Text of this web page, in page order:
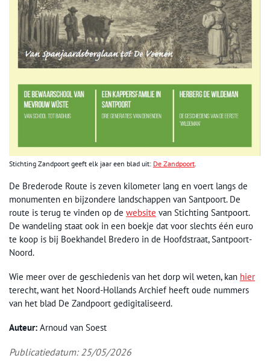
Stichting Zandpoort geeft elk jaar een blad uit: De Zandpoort
De Brederode Route is zeven kilometer lang en voert langs de
monumenten en bijzondere landschappen van Santpoort. De
route is terug te vinden op de website van Stichting Santpoort.
De wandeling staat ook in een boekje dat voor slechts één euro
te koop is bij Boekhandel Bredero in de Hoofdstraat, Santpoort-
Noord.
Wie meer over de geschiedenis van het dorp wil weten, kan hier
terecht, want het Noord-Hollands Archief heeft oude nummers
van het blad De Zandpoort gedigitaliseerd.
Auteur: Arnoud van Soest
Publicatiedatum: 25/05/2026